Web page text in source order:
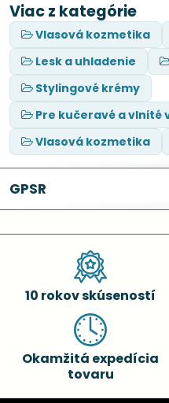
Viac z kategórie
Vlasová kozmetika
Lesk a uhladenie
Stylingové krémy
Pre kučeravé a vlnité
Vlasová kozmetika
GPSR
10 rokov skúseností
Okamžitá expedícia
tovaru